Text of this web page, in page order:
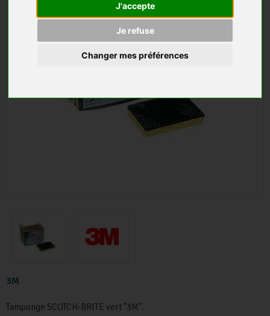
J'accepte
Je refuse
Changer mes préférences
3M
Tamponge SCOTCH-BRITE vert "3M".